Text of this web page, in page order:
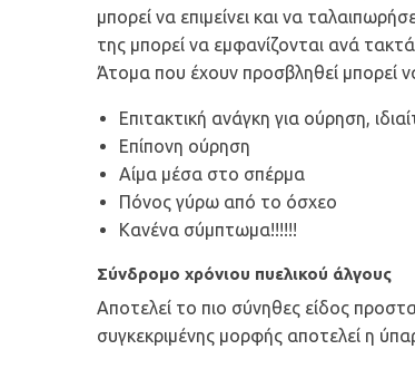
μπορεί να επιμείνει και να
της μπορεί να εμφανίζονται ανά
Άτομα που έχουν προσβληθεί μπορεί
Επιτακτική ανάγκη για ούρηση,
Επίπονη ούρηση
Αίμα μέσα στο σπέρμα
Πόνος γύρω από το όσχεο
Κανένα σύμπτωμα!!!!!!
Σύνδρομο χρόνιου πυελικού άλγους
Αποτελεί το πιο σύνηθες είδος
συγκεκριμένης μορφής αποτελεί η